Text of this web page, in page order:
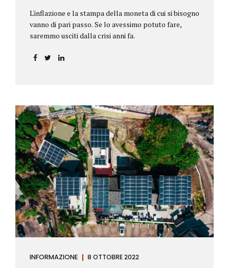
L'inflazione e la stampa della moneta di cui si bisogno
vanno di pari passo. Se lo avessimo potuto fare,
saremmo usciti dalla crisi anni fa.
INFORMAZIONE 8 OTTOBRE 2022